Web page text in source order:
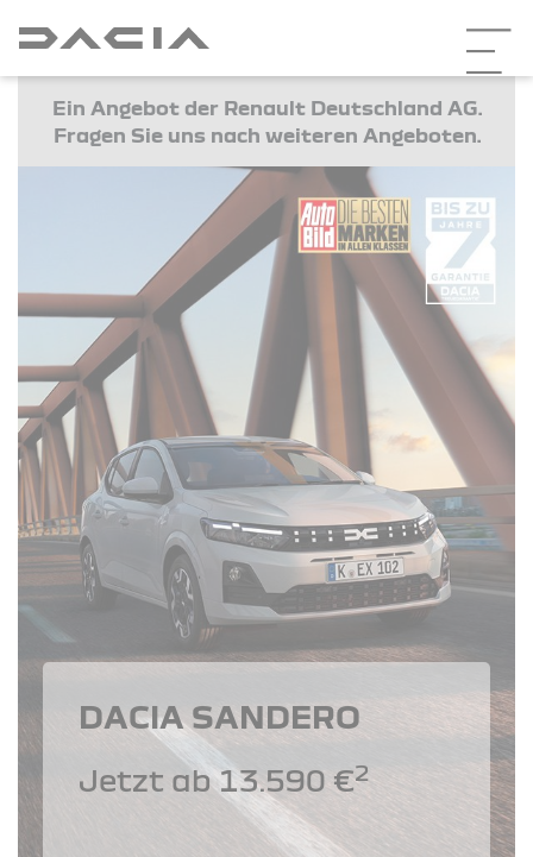
Ein Angebot der Renault Deutschland AG.
Fragen Sie uns nach weiteren Angeboten.
DACIA SANDERO
Jetzt ab 13.590 €2